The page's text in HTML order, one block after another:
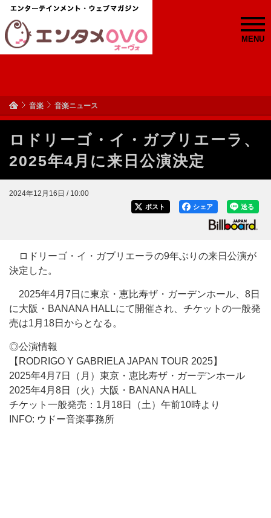
MENU
音楽 音楽ニュース
ロドリーゴ・イ・ガブリエーラ、
2025年4月に来日公演決定
2024年12月16日 / 10:00
送る
シェア
ポスト
ロドリーゴ・イ・ガブリエーラの9年ぶりの来日公演が
決定した。
2025年4月7日に東京・恵比寿ザ・ガーデンホール、8日
に大阪・BANANA HALLにて開催され、チケットの一般発
売は1月18日からとなる。
◎公演情報
【RODRIGO Y GABRIELA JAPAN TOUR 2025】
2025年4月7日（月）東京・恵比寿ザ・ガーデンホール
2025年4月8日（火）大阪・BANANA HALL
チケット一般発売：1月18日（土）午前10時より
INFO: ウドー音楽事務所